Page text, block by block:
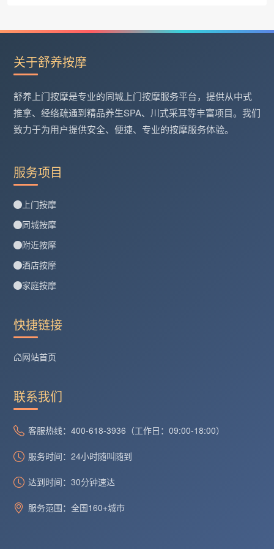
关于舒养按摩
舒养上门按摩是专业的同城上门按摩服务平台，提供从中式
推拿、经络疏通到精品养生SPA、川式采耳等丰富项目。我们
致力于为用户提供安全、便捷、专业的按摩服务体验。
服务项目
上门按摩
同城按摩
附近按摩
酒店按摩
家庭按摩
快捷链接
网站首页
联系我们
客服热线：400-618-3936（工作日：09:00-18:00）
服务时间：24小时随叫随到
达到时间：30分钟速达
服务范围：全国160+城市